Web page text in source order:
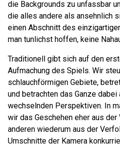
die Backgrounds zu unfassbar
die alles andere als ansehnlich
einen Abschnitt des
man tunlichst hoffen, keine
Traditionell gibt sich auf den
Aufmachung des Spiels. Wir
schlauchförmigen Gebiete,
und betrachten das Ganze dabei
wechselnden Perspektiven. In
wir das Geschehen eher aus
anderen wiederum aus der
Umschnitte der Kamera